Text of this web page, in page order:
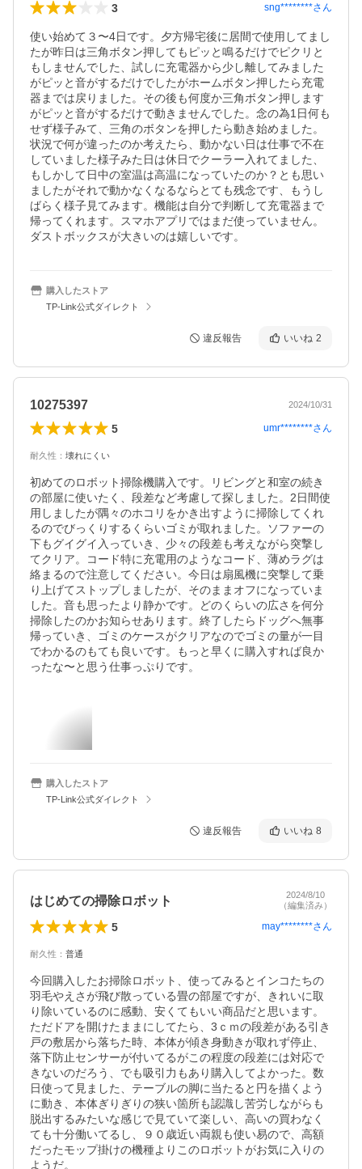
3 sng********さん
使い始めて３〜4日です。夕方帰宅後に居間で使用してまし
たが昨日は三角ボタン押してもピッと鳴るだけでピクリと
もしませんでした、試しに充電器から少し離してみました
がピッと音がするだけでしたがホームボタン押したら充電
器までは戻りました。その後も何度か三角ボタン押します
がピッと音がするだけで動きませんでした。念の為1日何も
せず様子みて、三角のボタンを押したら動き始めました。
状況で何が違ったのか考えたら、動かない日は仕事で不在
していました様子みた日は休日でクーラー入れてました、
もしかして日中の室温は高温になっていたのか？とも思い
ましたがそれで動かなくなるならとても残念です、もうし
ばらく様子見てみます。機能は自分で判断して充電器まで
帰ってくれます。スマホアプリではまだ使っていません。
ダストボックスが大きいのは嬉しいです。
購入したストア
TP-Link公式ダイレクト
違反報告 いいね 2
10275397 2024/10/31
5 umr********さん
耐久性 ： 壊れにくい
初めてのロボット掃除機購入です。リビングと和室の続き
の部屋に使いたく、段差など考慮して探しました。2日間使
用しましたが隅々のホコリをかき出すように掃除してくれ
るのでびっくりするくらいゴミが取れました。ソファーの
下もグイグイ入っていき、少々の段差も考えながら突撃し
てクリア。コード特に充電用のようなコード、薄めラグは
絡まるので注意してください。今日は扇風機に突撃して乗
り上げてストップしましたが、そのままオフになっていま
した。音も思ったより静かです。どのくらいの広さを何分
掃除したのかお知らせあります。終了したらドッグへ無事
帰っていき、ゴミのケースがクリアなのでゴミの量が一目
でわかるのもても良いです。もっと早くに購入すれば良か
ったな〜と思う仕事っぷりです。
購入したストア
TP-Link公式ダイレクト
違反報告 いいね 8
はじめての掃除ロボット
2024/8/10
（編集済み）
5 may********さん
耐久性 ： 普通
今回購入したお掃除ロボット、使ってみるとインコたちの
羽毛やえさが飛び散っている畳の部屋ですが、きれいに取
り除いているのに感動、安くてもいい商品だと思います。
ただドアを開けたままにしてたら、3ｃｍの段差がある引き
戸の敷居から落ちた時、本体が傾き身動きが取れず停止、
落下防止センサーが付いてるがこの程度の段差には対応で
きないのだろう、でも吸引力もあり購入してよかった。数
日使って見ました、テーブルの脚に当たると円を描くよう
に動き、本体ぎりぎりの狭い箇所も認識し苦労しながらも
脱出するみたいな感じで見ていて楽しい、高いの買わなく
ても十分働いてるし、９０歳近い両親も使い易ので、高額
だったモップ掛けの機種よりこのロボットがお気に入りの
ようだ。